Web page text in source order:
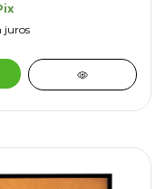
juros